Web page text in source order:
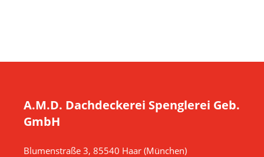
A.M.D. Dachdeckerei Spenglerei Geb.
GmbH
Blumenstraße 3, 85540 Haar (München)